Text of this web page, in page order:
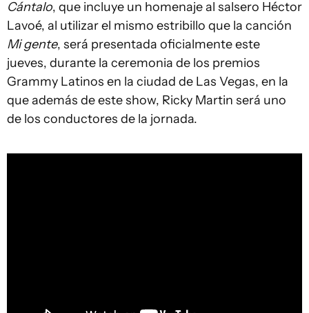
Cántalo, que incluye un homenaje al salsero Héctor
Lavoé, al utilizar el mismo estribillo que la canción
Mi gente, será presentada oficialmente este
jueves, durante la ceremonia de los premios
Grammy Latinos en la ciudad de Las Vegas, en la
que además de este show, Ricky Martin será uno
de los conductores de la jornada.